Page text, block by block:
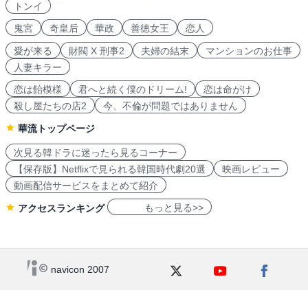
トンイ
鬼宮
奇皇后 華政 善徳女王 恋人
愛が来る 財閥 X 刑事2 夫婦の結末
マンションのお仕事
人妻キラー
恋は飴模様
君へと続く僕のドリーム!
恋は命がけ
殺し屋たちの店2
今、不倫が問題ではありません
華流トップページ
次見る韓ドラに迷ったら見るコーナー
【保存版】Netflixで見られる韓国時代劇20選
映画レビュー
動画配信サービスをまとめて紹介
アクセスランキング もっと見る>>
navicon 2007